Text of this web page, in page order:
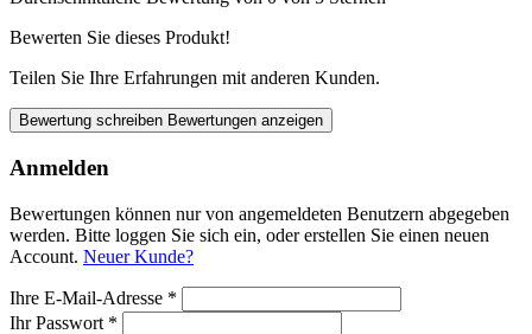
Bewerten Sie dieses Produkt!
Teilen Sie Ihre Erfahrungen mit anderen Kunden.
Bewertung schreiben Bewertungen anzeigen
Anmelden
Bewertungen können nur von angemeldeten Benutzern abgegeben
werden. Bitte loggen Sie sich ein, oder erstellen Sie einen neuen
Account. Neuer Kunde?
Ihre E-Mail-Adresse *
Ihr Passwort *